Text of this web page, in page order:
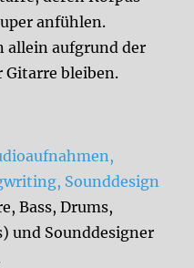
anfühlen.
allein aufgrund der
Gitarre bleiben.
Sounddesign
Bass, Drums,
und Sounddesigner